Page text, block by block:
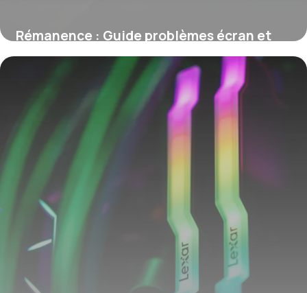
Rémanence : Guide problèmes écran et
solutions